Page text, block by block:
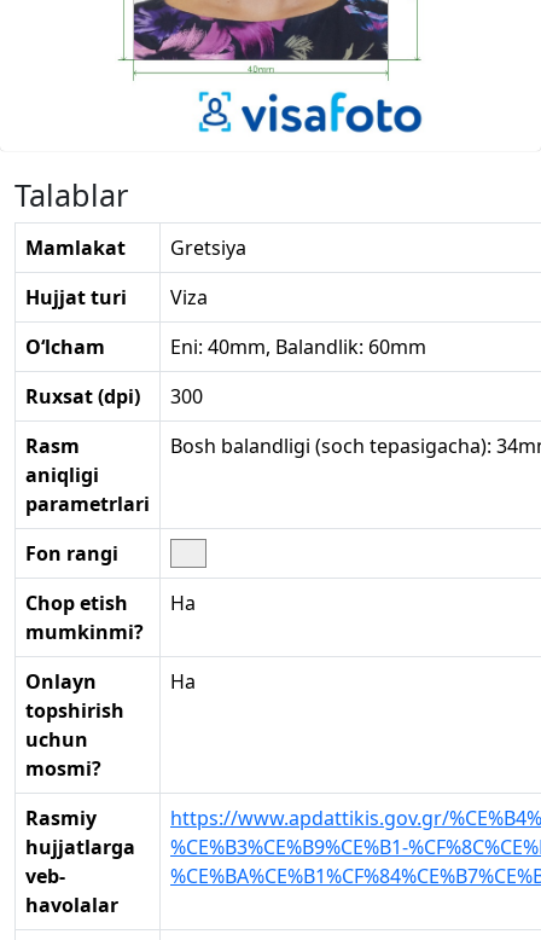
Talablar
Mamlakat
Gretsiya
Hujjat turi
Viza
O‘lcham
Eni: 40mm, Balandlik: 60mm
Ruxsat (dpi)
300
Rasm
aniqligi
parametrlari
Bosh balandligi (soch tepasigacha):
Fon rangi
Chop etish
mumkinmi?
Ha
Onlayn
topshirish
uchun
mosmi?
Ha
Rasmiy
hujjatlarga
veb-
havolalar
https://www.apdattikis.gov.gr/
%CE%B3%CE%B9%CE%B1-